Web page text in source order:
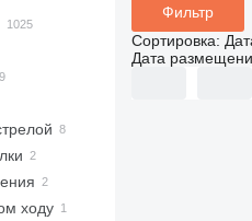
ходу
Фильтр
Сортировка:
Дата